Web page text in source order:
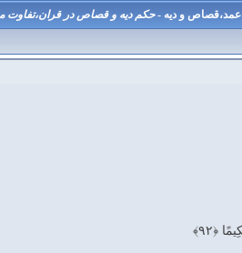
و دیه -حکم دیه و قصاص در قران،تفاوت
﴿۹۲﴾